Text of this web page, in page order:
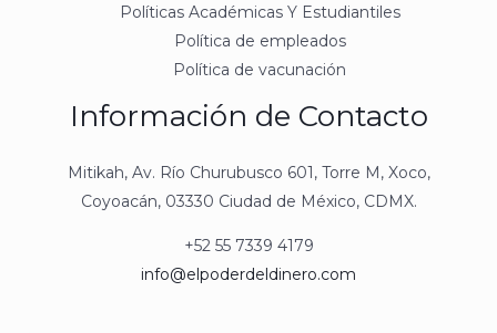
Políticas Académicas Y Estudiantiles
Política de empleados
Política de vacunación
Información de Contacto
Mitikah, Av. Río Churubusco 601, Torre M, Xoco,
Coyoacán, 03330 Ciudad de México, CDMX.
+52 55 7339 4179
info@elpoderdeldinero.com